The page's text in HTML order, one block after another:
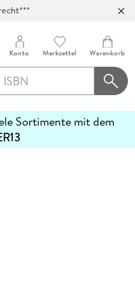
Konto Merkzettel Warenkorb
Sortimente mit dem